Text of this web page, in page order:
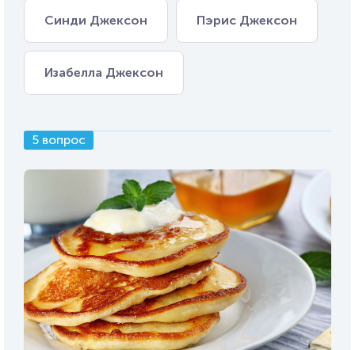
Синди Джексон Пэрис Джексон
Изабелла Джексон
5 вопрос